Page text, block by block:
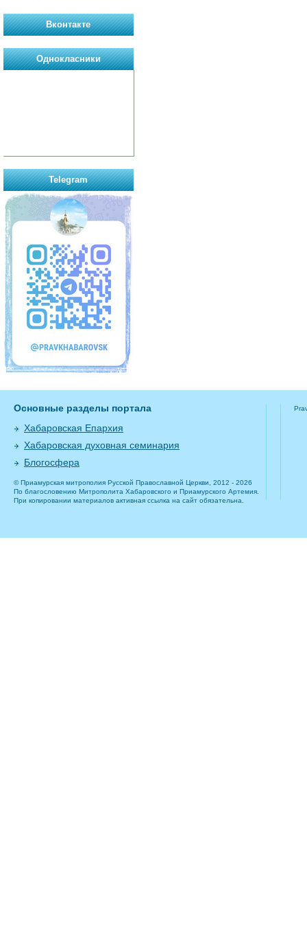
Вконтакте
Однокласники
Telegram
Основные разделы портала
Хабаровская Епархия
Хабаровская духовная семинария
Блогосфера
© Приамурская митрополия Русской Православной Церкви, 2012 - 2026
По благословению Митрополита Хабаровского и Приамурского Артемия.
При копировании материалов активная ссылка на сайт обязательна.